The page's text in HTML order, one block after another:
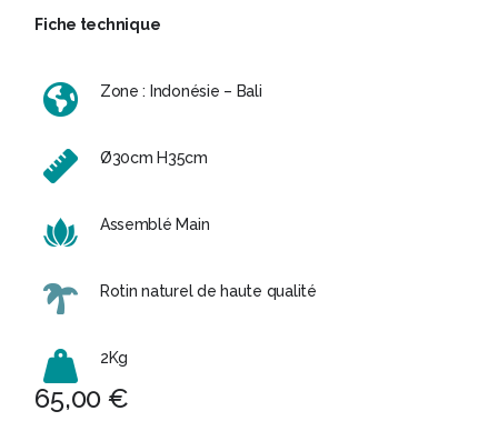
Fiche technique
Zone : Indonésie – Bali
Ø30cm H35cm
Assemblé Main
Rotin naturel de haute qualité
2Kg
65,00 €